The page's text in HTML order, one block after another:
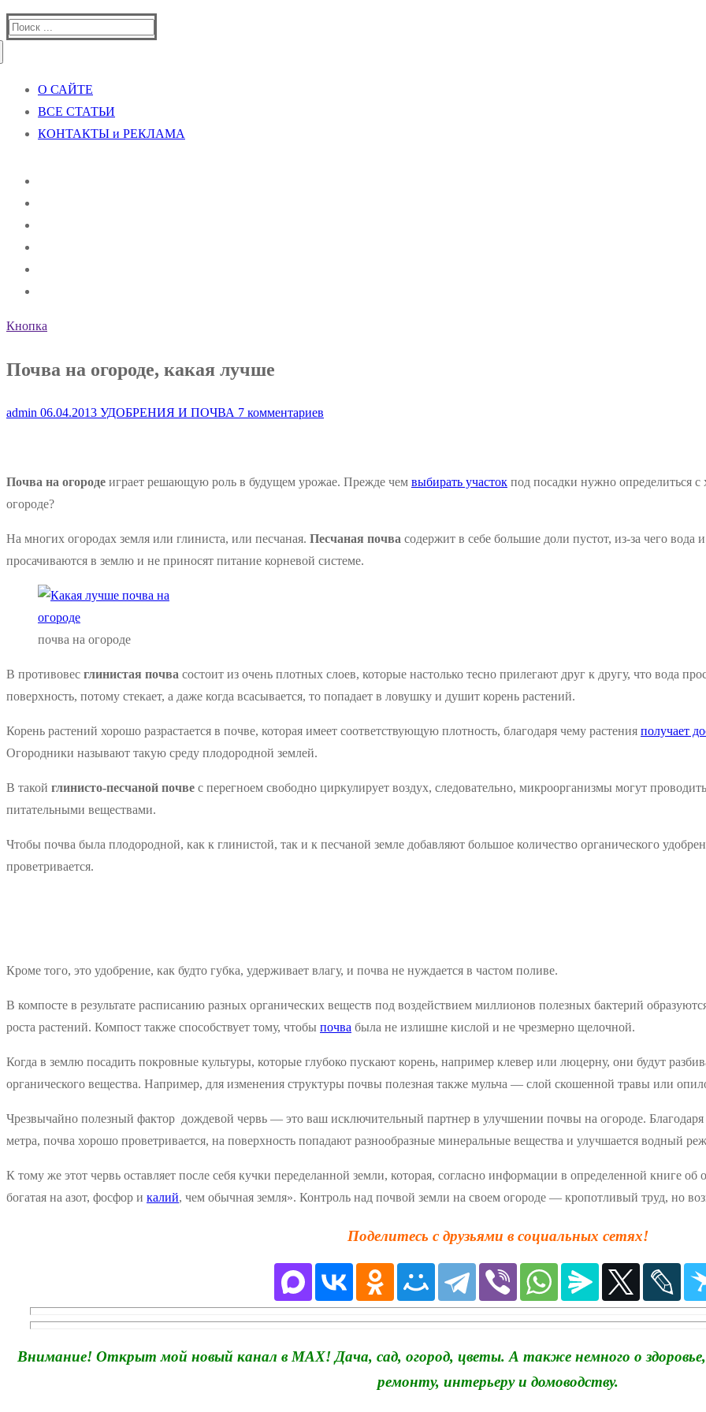
Найти:
О САЙТЕ
ВСЕ СТАТЬИ
КОНТАКТЫ и РЕКЛАМА
Кнопка
Почва на огороде, какая лучше
admin 06.04.2013 УДОБРЕНИЯ И ПОЧВА 7 комментариев
Почва на огороде играет решающую роль в будущем урожае. Прежде чем выбирать участок под посадки нужно определиться
огороде?
На многих огородах земля или глиниста, или песчаная. Песчаная почва содержит в себе большие доли пустот, из-за чего
просачиваются в землю и не приносят питание корневой системе.
почва на огороде
В противовес глинистая почва состоит из очень плотных слоев, которые настолько тесно прилегают друг к другу, что вода
поверхность, потому стекает, а даже когда всасывается, то попадает в ловушку и душит корень растений.
Корень растений хорошо разрастается в почве, которая имеет соответствующую плотность, благодаря чему растения получает
Огородники называют такую среду плодородной землей.
В такой глинисто-песчаной почве с перегноем свободно циркулирует воздух, следовательно, микроорганизмы могут
питательными веществами.
Чтобы почва была плодородной, как к глинистой, так и к песчаной земле добавляют большое количество органического
проветривается.
Кроме того, это удобрение, как будто губка, удерживает влагу, и почва не нуждается в частом поливе.
В компосте в результате расписанию разных органических веществ под воздействием миллионов полезных бактерий
роста растений. Компост также способствует тому, чтобы почва была не излишне кислой и не чрезмерно щелочной.
Когда в землю посадить покровные культуры, которые глубоко пускают корень, например клевер или люцерну, они будут
органического вещества. Например, для изменения структуры почвы полезная также мульча — слой скошенной травы или
Чрезвычайно полезный фактор дождевой червь — это ваш исключительный партнер в улучшении почвы на огороде.
метра, почва хорошо проветривается, на поверхность попадают разнообразные минеральные вещества и улучшается водный
К тому же этот червь оставляет после себя кучки переделанной земли, которая, согласно информации в определенной книге об
богатая на азот, фосфор и калий, чем обычная земля». Контроль над почвой земли на своем огороде — кропотливый труд, но
Поделитесь с друзьями в социальных сетях!
Внимание! Открыт мой новый канал в MAX! Дача, сад, огород, цветы. А также немного о
ремонту, интерьеру и домоводству.